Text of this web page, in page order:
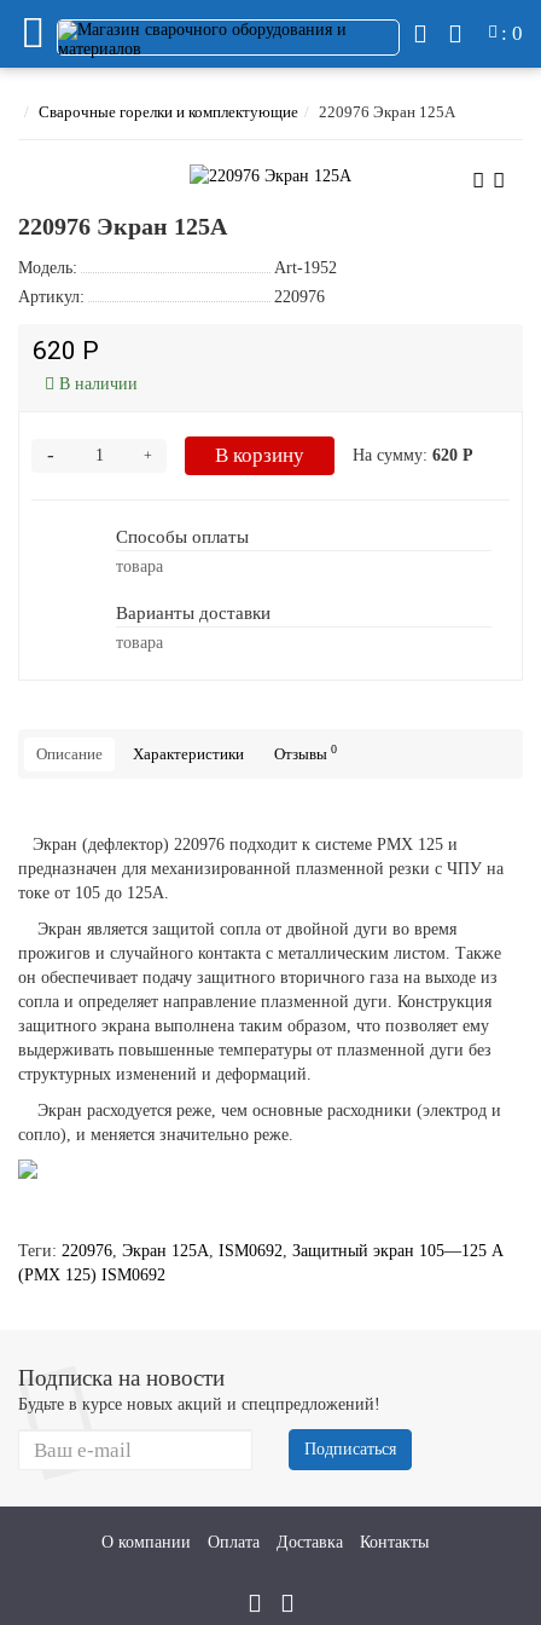
: 0
Сварочные горелки и комплектующие 220976 Экран 125А
220976 Экран 125А
Модель:
Art-1952
Артикул:
220976
620 Р
В наличии
+
- В корзину На сумму: 620 Р
Способы оплаты
товара
Варианты доставки
товара
Описание Характеристики Отзывы 0
Экран (дефлектор) 220976 подходит к системе PMX 125 и
предназначен для механизированной плазменной резки с ЧПУ на
токе от 105 до 125А.
Экран является защитой сопла от двойной дуги во время
прожигов и случайного контакта с металлическим листом. Также
он обеспечивает подачу защитного вторичного газа на выходе из
сопла и определяет направление плазменной дуги. Конструкция
защитного экрана выполнена таким образом, что позволяет ему
выдерживать повышенные температуры от плазменной дуги без
структурных изменений и деформаций.
Экран расходуется реже, чем основные расходники (электрод и
сопло), и меняется значительно реже.
Теги: 220976, Экран 125А, ISM0692, Защитный экран 105—125 A
(PMX 125) ISM0692
Подписка на новости
Будьте в курсе новых акций и спецпредложений!
Подписаться
О компании Оплата Доставка Контакты